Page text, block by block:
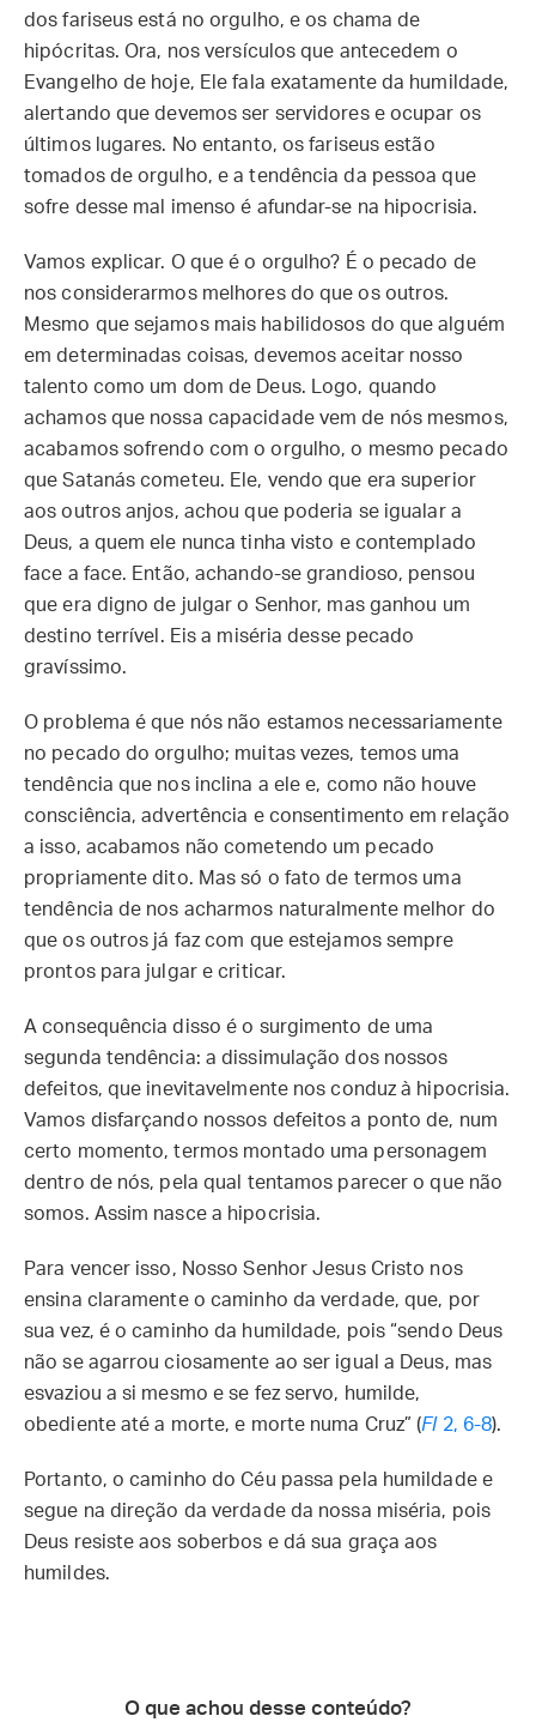
dos fariseus está no orgulho, e os chama de
hipócritas. Ora, nos versículos que antecedem o
Evangelho de hoje, Ele fala exatamente da humildade,
alertando que devemos ser servidores e ocupar os
últimos lugares. No entanto, os fariseus estão
tomados de orgulho, e a tendência da pessoa que
sofre desse mal imenso é afundar-se na hipocrisia.
Vamos explicar. O que é o orgulho? É o pecado de
nos considerarmos melhores do que os outros.
Mesmo que sejamos mais habilidosos do que alguém
em determinadas coisas, devemos aceitar nosso
talento como um dom de Deus. Logo, quando
achamos que nossa capacidade vem de nós mesmos,
acabamos sofrendo com o orgulho, o mesmo pecado
que Satanás cometeu. Ele, vendo que era superior
aos outros anjos, achou que poderia se igualar a
Deus, a quem ele nunca tinha visto e contemplado
face a face. Então, achando-se grandioso, pensou
que era digno de julgar o Senhor, mas ganhou um
destino terrível. Eis a miséria desse pecado
gravíssimo.
O problema é que nós não estamos necessariamente
no pecado do orgulho; muitas vezes, temos uma
tendência que nos inclina a ele e, como não houve
consciência, advertência e consentimento em relação
a isso, acabamos não cometendo um pecado
propriamente dito. Mas só o fato de termos uma
tendência de nos acharmos naturalmente melhor do
que os outros já faz com que estejamos sempre
prontos para julgar e criticar.
A consequência disso é o surgimento de uma
segunda tendência: a dissimulação dos nossos
defeitos, que inevitavelmente nos conduz à hipocrisia.
Vamos disfarçando nossos defeitos a ponto de, num
certo momento, termos montado uma personagem
dentro de nós, pela qual tentamos parecer o que não
somos. Assim nasce a hipocrisia.
Para vencer isso, Nosso Senhor Jesus Cristo nos
ensina claramente o caminho da verdade, que, por
sua vez, é o caminho da humildade, pois “sendo Deus
não se agarrou ciosamente ao ser igual a Deus, mas
esvaziou a si mesmo e se fez servo, humilde,
obediente até a morte, e morte numa Cruz” (Fl 2, 6-8).
Portanto, o caminho do Céu passa pela humildade e
segue na direção da verdade da nossa miséria, pois
Deus resiste aos soberbos e dá sua graça aos
humildes.
O que achou desse conteúdo?